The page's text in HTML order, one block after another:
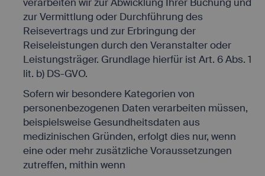
zur Vermittlung oder Durchführung des
Reisevertrags und zur Erbringung der
Reiseleistungen durch den Veranstalter oder
Leistungsträger. Grundlage hierfür ist Art. 6 Abs. 1
lit. b) DS-GVO.
Sofern wir besondere Kategorien von
personenbezogenen Daten verarbeiten müssen,
beispielsweise Gesundheitsdaten aus
medizinischen Gründen, erfolgt dies nur, wenn
eine oder mehr zusätzliche Voraussetzungen
zutreffen, mithin wenn